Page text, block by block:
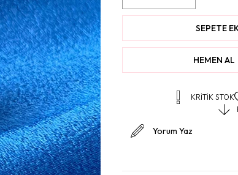
KRITIK STOK
Yorum Yaz